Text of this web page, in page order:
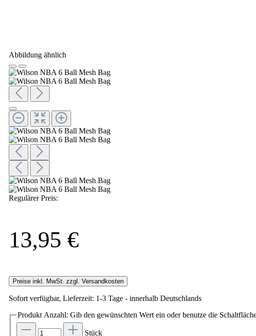
Abbildung ähnlich
Regulärer Preis:
13,95 €
Preise inkl. MwSt. zzgl. Versandkosten
Sofort verfügbar, Lieferzeit: 1-3 Tage - innerhalb Deutschlands
Produkt Anzahl: Gib den gewünschten Wert ein oder benutze die
Stück